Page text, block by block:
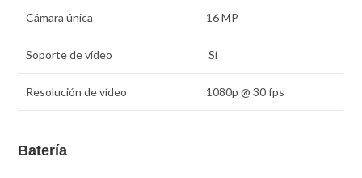
Cámara única 16 MP
Soporte de vídeo Sí
Resolución de vídeo 1080p @ 30 fps
Batería